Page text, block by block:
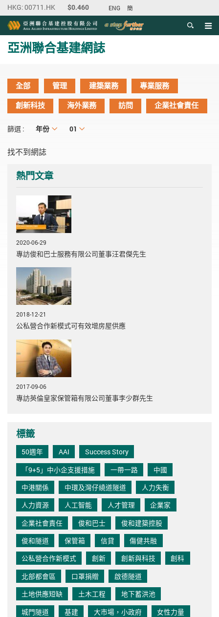
ENG 簡
目錄
主内容開始
亞洲聯合基建網誌
全部 管理 建築業務
專業服務
創新科技
海外業務 訪問 企業社會責任
篩選 : 年份
年份 月份
01
找不到網誌
熱門文章
2020-06-29
專訪俊和巴士服務有限公司董事汪君傑先生
2018-12-21
公私營合作新模式可有效增房屋供應
2017-09-06
專訪英倫皇家保管箱有限公司董事李少群先生
標籤
50週年 AAI
Success Story
「9+5」中小企支援措施
一帶一路
中國
中港關係
中環及灣仔繞道隧道
人力失衡
人力資源
人工智能 人才管理
企業家
企業社會責任
俊和巴士
俊和建築控股
俊和隧道
保管箱 信貸
傷健共融
公私營合作新模式
創新 創新與科技
創科
北部都會區
口罩捐贈
啟德隧道
土地供應短缺
土木工程
地下蓄洪池
城門隧道
基建 大市場，小政府
女性力量